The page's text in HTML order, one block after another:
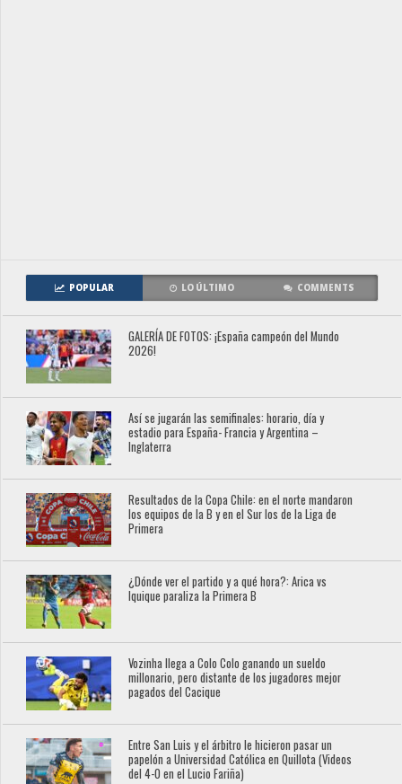
POPULAR LO ÚLTIMO COMMENTS
GALERÍA DE FOTOS: ¡España campeón del Mundo
2026!
Así se jugarán las semifinales: horario, día y
estadio para España- Francia y Argentina –
Inglaterra
Resultados de la Copa Chile: en el norte mandaron
los equipos de la B y en el Sur los de la Liga de
Primera
¿Dónde ver el partido y a qué hora?: Arica vs
Iquique paraliza la Primera B
Vozinha llega a Colo Colo ganando un sueldo
millonario, pero distante de los jugadores mejor
pagados del Cacique
Entre San Luis y el árbitro le hicieron pasar un
papelón a Universidad Católica en Quillota (Videos
del 4-0 en el Lucio Fariña)